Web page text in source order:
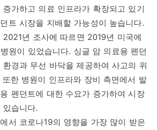
가하고 의료 인프라가 확장되고 있기
트 시장을 지배할 가능성이 높습니다.
년 조사에 따르면 2019년 미국에
원이 있었습니다. 싱글 암 의료용 펜던
환경과 무선 바닥을 제공하여 사고의 위
한 병원이 인프라와 장비 측면에서 발
펜던트에 대한 수요가 증가하여 시장
습니다.
서 코로나19의 영향을 가장 많이 받은